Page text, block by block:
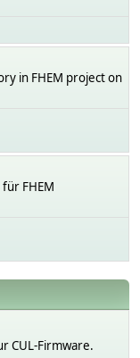
in FHEM project on
FHEM
CUL-Firmware.